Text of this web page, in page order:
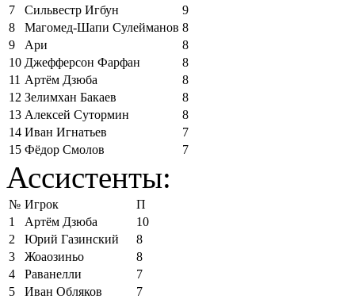
7
Сильвестр Игбун
9
8
Магомед-Шапи Сулейманов 8
9
Ари
8
10 Джефферсон Фарфан
8
11 Артём Дзюба
8
12 Зелимхан Бакаев
8
13 Алексей Сутормин
8
14 Иван Игнатьев
7
15 Фёдор Смолов 7
Ассистенты:
№ Игрок
П
1
Артём Дзюба
10
2
Юрий Газинский
8
3
Жоаозиньо
8
4
Раванелли
7
5
Иван Обляков
7